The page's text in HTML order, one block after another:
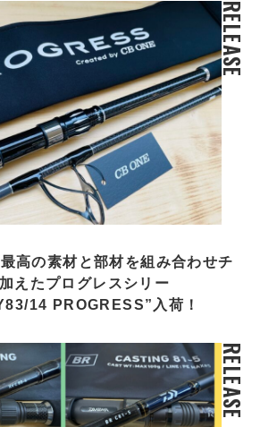
RELEASE
高の素材と部材を組み合わせチ
えたプログレスシリー
14 PROGRESS”入荷！
RELEASE